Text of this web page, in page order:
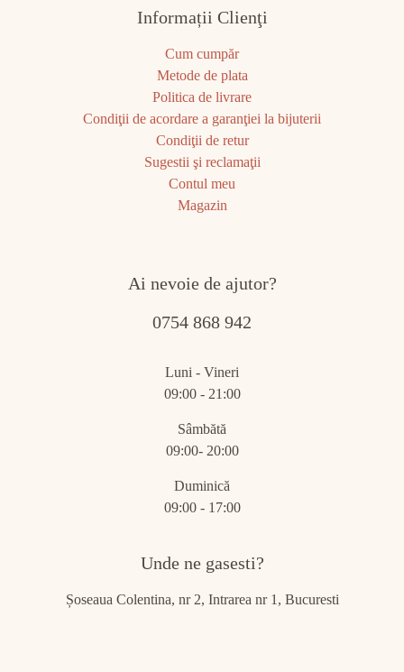
Informații Clienţi
Cum cumpăr
Metode de plata
Politica de livrare
Condiţii de acordare a garanţiei la bijuterii
Condiţii de retur
Sugestii şi reclamaţii
Contul meu
Magazin
Ai nevoie de ajutor?
0754 868 942
Luni - Vineri
09:00 - 21:00
Sâmbătă
09:00- 20:00
Duminică
09:00 - 17:00
Unde ne gasesti?
Șoseaua Colentina, nr 2, Intrarea nr 1, Bucuresti